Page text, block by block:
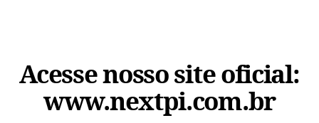
Acesse nosso site oficial:
www.nextpi.com.br